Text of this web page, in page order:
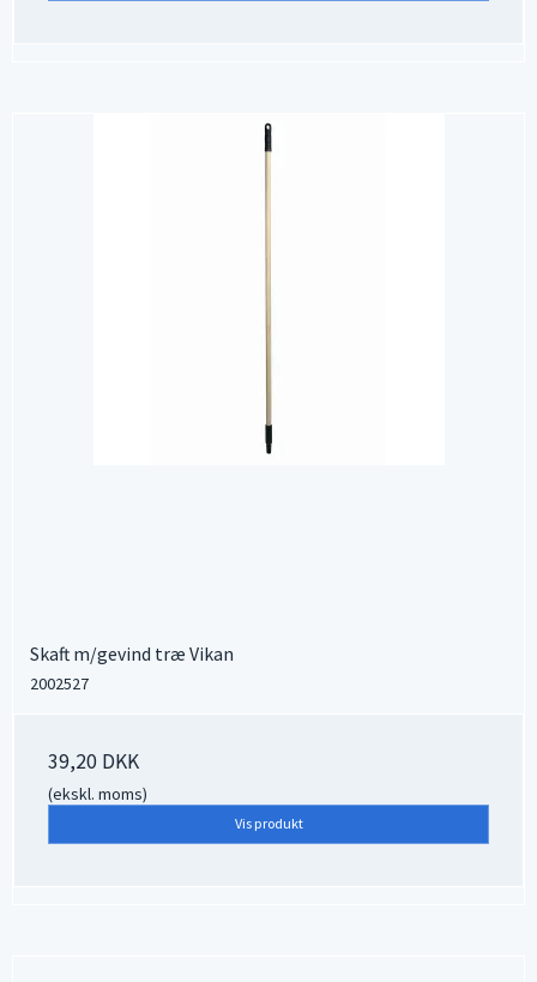
Skaft m/gevind træ Vikan
2002527
39,20 DKK
(ekskl. moms)
Vis produkt